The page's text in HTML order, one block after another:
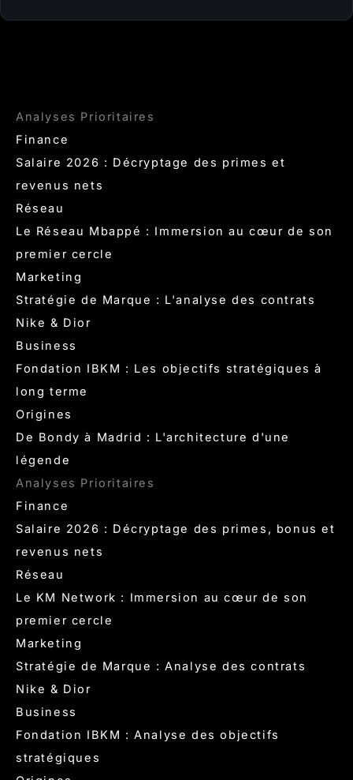
Analyses Prioritaires
Finance
Salaire 2026 : Décryptage des primes et
revenus nets
Réseau
Le Réseau Mbappé : Immersion au cœur de son
premier cercle
Marketing
Stratégie de Marque : L'analyse des contrats
Nike & Dior
Business
Fondation IBKM : Les objectifs stratégiques à
long terme
Origines
De Bondy à Madrid : L'architecture d'une
légende
Analyses Prioritaires
Finance
Salaire 2026 : Décryptage des primes, bonus et
revenus nets
Réseau
Le KM Network : Immersion au cœur de son
premier cercle
Marketing
Stratégie de Marque : Analyse des contrats
Nike & Dior
Business
Fondation IBKM : Analyse des objectifs
stratégiques